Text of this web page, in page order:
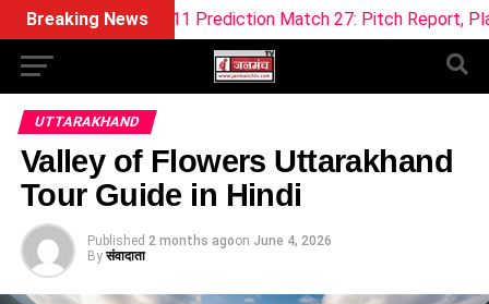
Breaking News
Prediction Match 27: Pitch Report, Playing XI &
UTTARAKHAND
Valley of Flowers Uttarakhand
Tour Guide in Hindi
Published 2 months agoon June 4, 2026
By संवादाता